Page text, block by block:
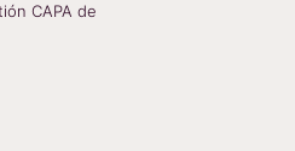
CAPA de